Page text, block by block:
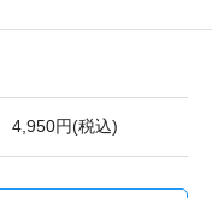
4,950円(税込)